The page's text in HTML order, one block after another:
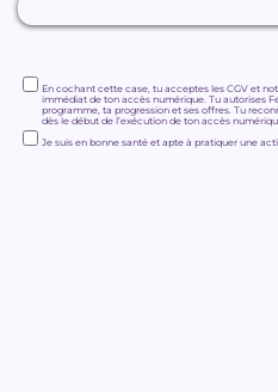
En cochant cette case, tu acceptes les CGV et
immédiat de ton accès numérique. Tu autorises
programme, ta progression et ses offres. Tu
dès le début de l’exécution de ton accès
Je suis en bonne santé et apte à pratiquer une